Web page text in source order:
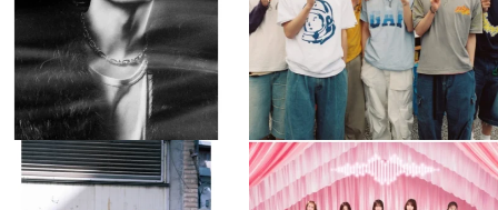
musicjapantv
💡8月特番放送決定！
musicjapantv
💡8月特番放送決定！
...